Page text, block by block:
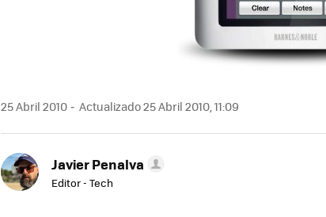
25 Abril 2010 Actualizado 25 Abril 2010, 11:09
Javier Penalva
Editor - Tech